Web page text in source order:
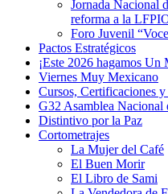
Jornada Nacional
reforma a la
Foro Juvenil
Pactos Estratégicos
¡Este 2026 hagamos
Viernes Muy Mexicano
Cursos, Certificaciones
G32 Asamblea Nacional
Distintivo por la Paz
Cortometrajes
La Mujer del Café
El Buen Morir
El Libro de Sami